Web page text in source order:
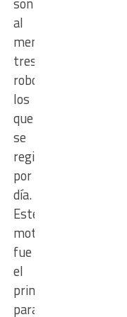
al
menos
tres
robos,
los
que
se
registran
por
día.
Este
motivo
fue
el
principal
para